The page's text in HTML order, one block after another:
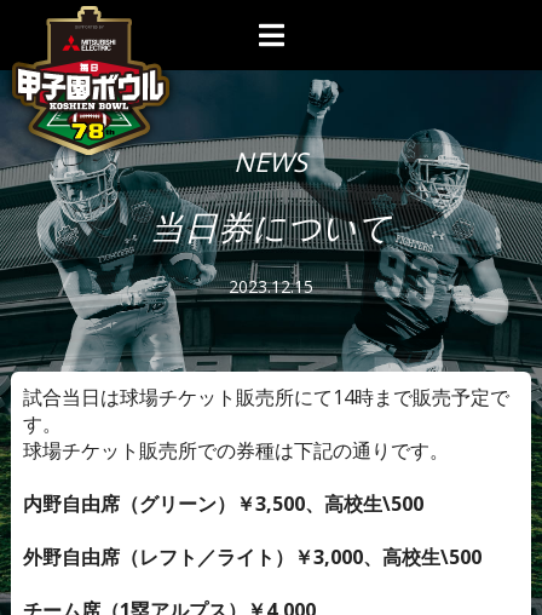
NEWS
当日券について
2023.12.15
試合当日は球場チケット販売所にて14時まで販売予定で
す。
球場チケット販売所での券種は下記の通りです。
内野自由席（グリーン）￥3,500、高校生\500
外野自由席（レフト／ライト）￥3,000、高校生\500